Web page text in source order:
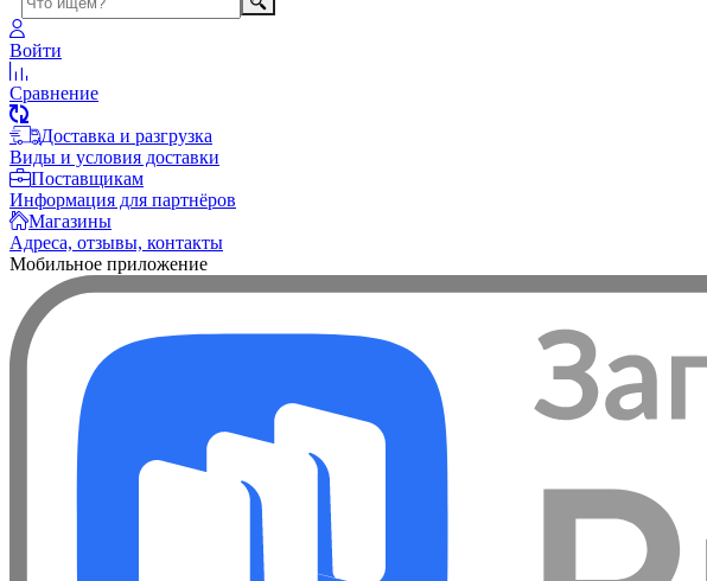
Войти
Сравнение
Доставка и разгрузка
Виды и условия доставки
Поставщикам
Информация для партнёров
Магазины
Адреса, отзывы, контакты
Мобильное приложение